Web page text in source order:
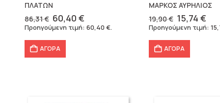
ΠΛΑΤΩΝ
86,31€ Original
price
86,31 €.
60,40€
τρέχουσα
Προηγούμενη τιμή: 60,40€.
ΑΓΟΡΑ
ΜΑΡΚΟΣ ΑΥΡΗΛΙΟΣ
19,90€ Original
price
19,90 €.
15,74 €Η
Προηγούμενη τιμή:
ΑΓΟΡΑ